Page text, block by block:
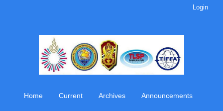
Home Current Archives Announcements
Login